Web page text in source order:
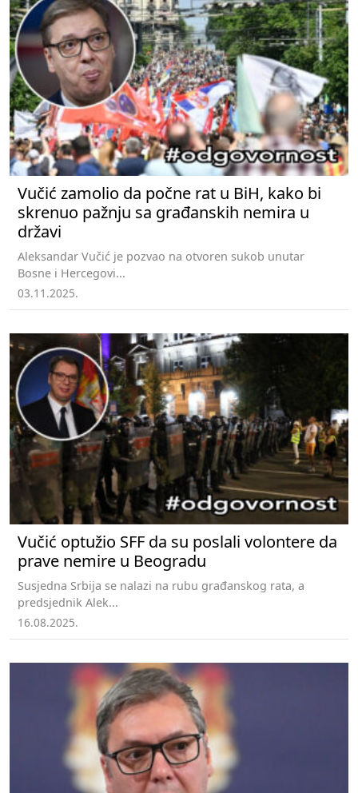
Vučić zamolio da počne rat u BiH, kako bi
skrenuo pažnju sa građanskih nemira u
državi
Aleksandar Vučić je pozvao na otvoren sukob unutar
Bosne i Hercegovi...
03.11.2025.
Vučić optužio SFF da su poslali volontere da
prave nemire u Beogradu
Susjedna Srbija se nalazi na rubu građanskog rata, a
predsjednik Alek...
16.08.2025.